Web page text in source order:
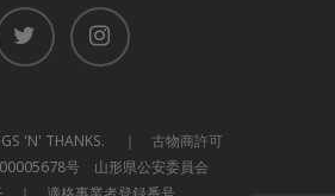
'N' THANKS. ｜ 古物商許可
号 山形県公安委員会